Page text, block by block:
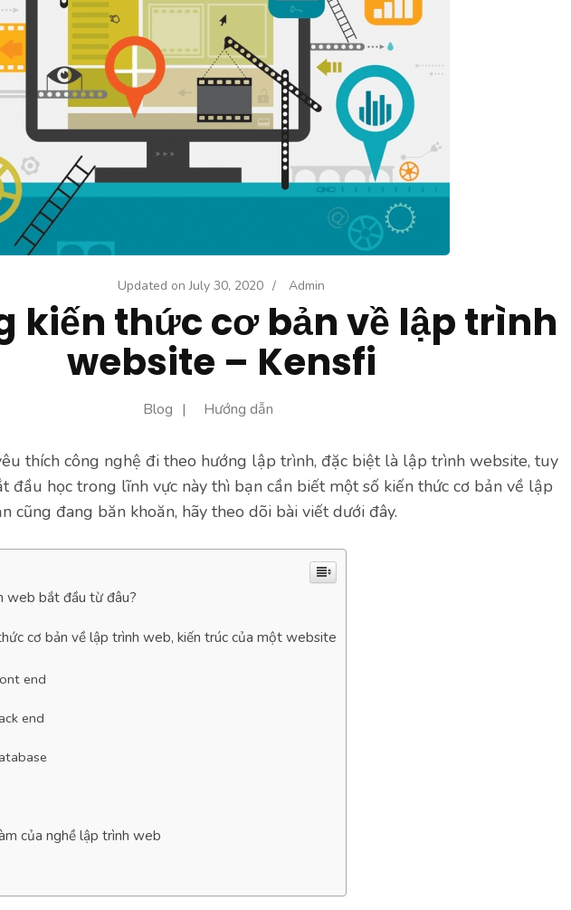
Updated onJuly 30, 2020 / Admin
kiến thức cơ bản về lập trình
website – Kensfi
Blog Hướng dẫn
thích công nghệ đi theo hướng lập trình, đặc biệt là lập trình website, tuy
đầu học trong lĩnh vực này thì bạn cần biết một số kiến thức cơ bản về lập
cũng đang băn khoăn, hãy theo dõi bài viết dưới đây.
web bắt đầu từ đâu?
cơ bản về lập trình web, kiến trúc của một website
end
end
của nghề lập trình web